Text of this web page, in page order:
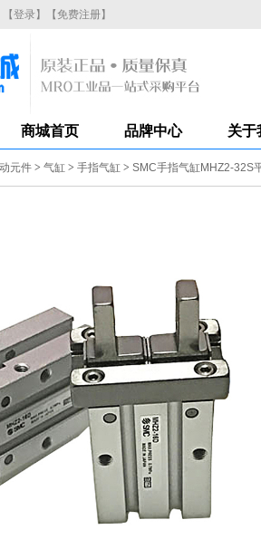
【登录】 【免费注册】
商城首页 品牌中心 关于
元件 > 气缸 > 手指气缸 > SMC手指气缸MHZ2-32S